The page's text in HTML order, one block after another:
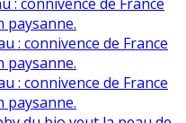
paysanne.
: connivence de France
paysanne.
: connivence de France
paysanne.